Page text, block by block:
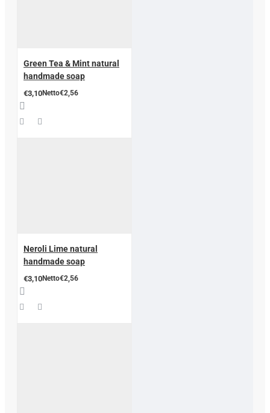
Green Tea & Mint natural
handmade soap
€3,10Netto€2,56
Neroli Lime natural
handmade soap
€3,10Netto€2,56